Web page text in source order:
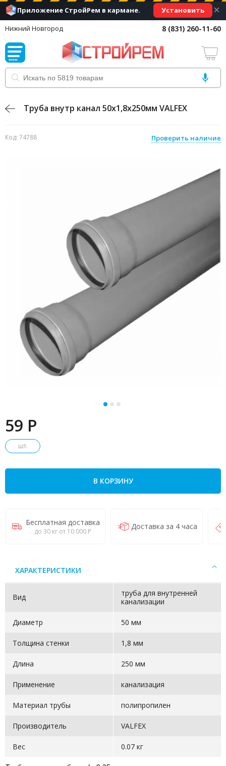
Приложение СтройРем в кармане. Установить ×
Нижний Новгород 8 (831) 260-11-60
Труба внутр канал 50х1,8х250мм VALFEX
Код: 74788 Проверить наличие
59 P
шт.
В КОРЗИНУ
Бесплатная доставка
до 30 кг от 10 000 Р
Доставка за 4 часа
ХАРАКТЕРИСТИКИ
Вид
труба для внутренней
канализации
Диаметр 50 мм
Толщина стенки 1,8 мм
Длина 250 мм
Применение канализация
Материал трубы полипропилен
Производитель VALFEX
Вес 0.07 кг